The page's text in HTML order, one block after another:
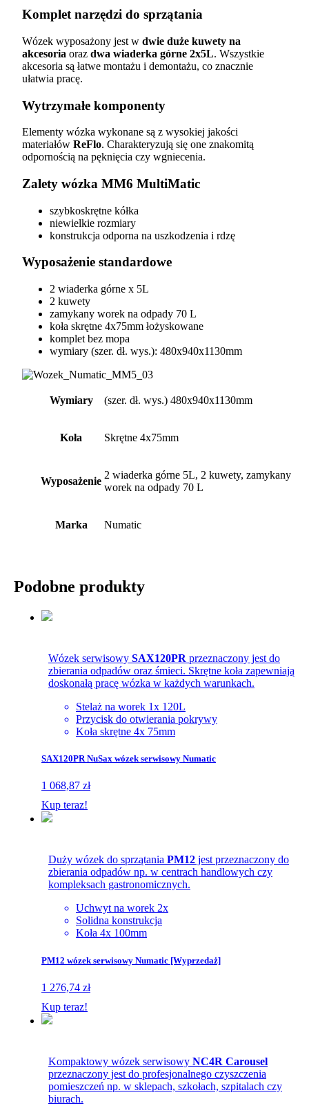
Komplet narzędzi do sprzątania
Wózek wyposażony jest w dwie duże kuwety na
akcesoria oraz dwa wiaderka górne 2x5L. Wszystkie
akcesoria są łatwe montażu i demontażu, co znacznie
ułatwia pracę.
Wytrzymałe komponenty
Elementy wózka wykonane są z wysokiej jakości
materiałów ReFlo. Charakteryzują się one znakomitą
odpornością na pęknięcia czy wgniecenia.
Zalety wózka MM6 MultiMatic
szybkoskrętne kółka
niewielkie rozmiary
konstrukcja odporna na uszkodzenia i rdzę
Wyposażenie standardowe
2 wiaderka górne x 5L
2 kuwety
zamykany worek na odpady 70 L
koła skrętne 4x75mm łożyskowane
komplet bez mopa
wymiary (szer. dł. wys.): 480x940x1130mm
Wymiary (szer. dł. wys.) 480x940x1130mm
Koła Skrętne 4x75mm
Wyposażenie
2 wiaderka górne 5L, 2 kuwety, zamykany
worek na odpady 70 L
Marka Numatic
Podobne produkty
Wózek serwisowy SAX120PR przeznaczony jest do
zbierania odpadów oraz śmieci. Skrętne koła zapewniają
doskonałą pracę wózka w każdych warunkach.
Stelaż na worek 1x 120L
Przycisk do otwierania pokrywy
Koła skrętne 4x 75mm
SAX120PR NuSax wózek serwisowy Numatic
1 068,87 zł
Kup teraz!
Duży wózek do sprzątania PM12 jest przeznaczony do
zbierania odpadów np. w centrach handlowych czy
kompleksach gastronomicznych.
Uchwyt na worek 2x
Solidna konstrukcja
Koła 4x 100mm
PM12 wózek serwisowy Numatic [Wyprzedaż]
1 276,74 zł
Kup teraz!
Kompaktowy wózek serwisowy NC4R Carousel
przeznaczony jest do profesjonalnego czyszczenia
pomieszczeń np. w sklepach, szkołach, szpitalach czy
biurach.